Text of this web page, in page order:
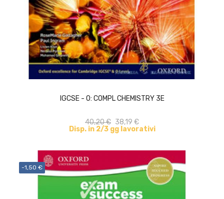
IGCSE - O: COMPL CHEMISTRY 3E
40,20 € 38,19 €
Disp. in 2/3 gg lavorativi
ACQUISTA
-1,50 €